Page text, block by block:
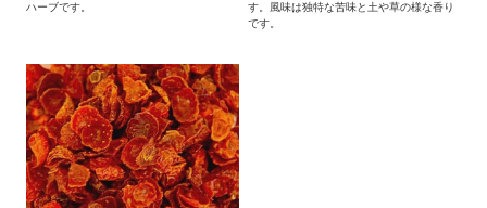
ハーブです。
す。風味は独特な苦味と土や草の様な香り
です。